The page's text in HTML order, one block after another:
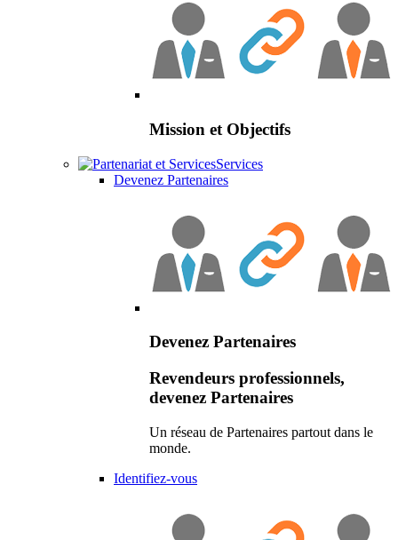
Mission et Objectifs
Services
Devenez Partenaires
Devenez Partenaires
Revendeurs professionnels,
devenez Partenaires
Un réseau de Partenaires partout dans le
monde.
Identifiez-vous